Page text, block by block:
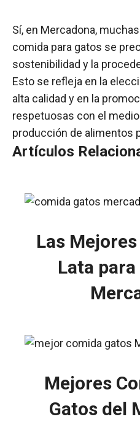
Sí, en Mercadona,
comida para gatos se
sostenibilidad y la
Esto se refleja en la
alta calidad y en la
respetuosas con el
producción de alimentos
Artículos
Las
Lata
Mejores
Gatos del